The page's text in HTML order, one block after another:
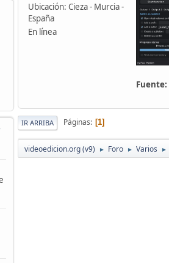
Ubicación: Cieza - Murcia -
España
En línea
Fuente:
IR ARRIBA Páginas 1
videoedicion.org (v9) ► Foro ► Varios ►